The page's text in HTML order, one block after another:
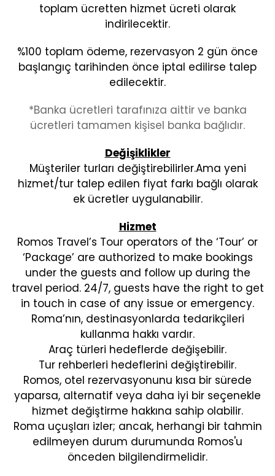
toplam ücretten hizmet ücreti olarak
indirilecektir.
%100 toplam ödeme, rezervasyon 2 gün önce
başlangıç tarihinden önce iptal edilirse talep
edilecektir.
*Banka ücretleri tarafınıza aittir ve banka
ücretleri tamamen kişisel banka bağlıdır.
Değişiklikler
Müşteriler turları değiştirebilirler.Ama yeni
hizmet/tur talep edilen fiyat farkı bağlı olarak
ek ücretler uygulanabilir.
Hizmet
Romos Travel’s Tour operators of the ‘Tour’ or
‘Package’ are authorized to make bookings
under the guests and follow up during the
travel period. 24/7, guests have the right to get
in touch in case of any issue or emergency.
Roma’nın, destinasyonlarda tedarikçileri
kullanma hakkı vardır.
Araç türleri hedeflerde değişebilir.
Tur rehberleri hedeflerini değiştirebilir.
Romos, otel rezervasyonunu kısa bir sürede
yaparsa, alternatif veya daha iyi bir seçenekle
hizmet değiştirme hakkına sahip olabilir.
Roma uçuşları izler; ancak, herhangi bir tahmin
edilmeyen durum durumunda Romos'u
önceden bilgilendirmelidir.